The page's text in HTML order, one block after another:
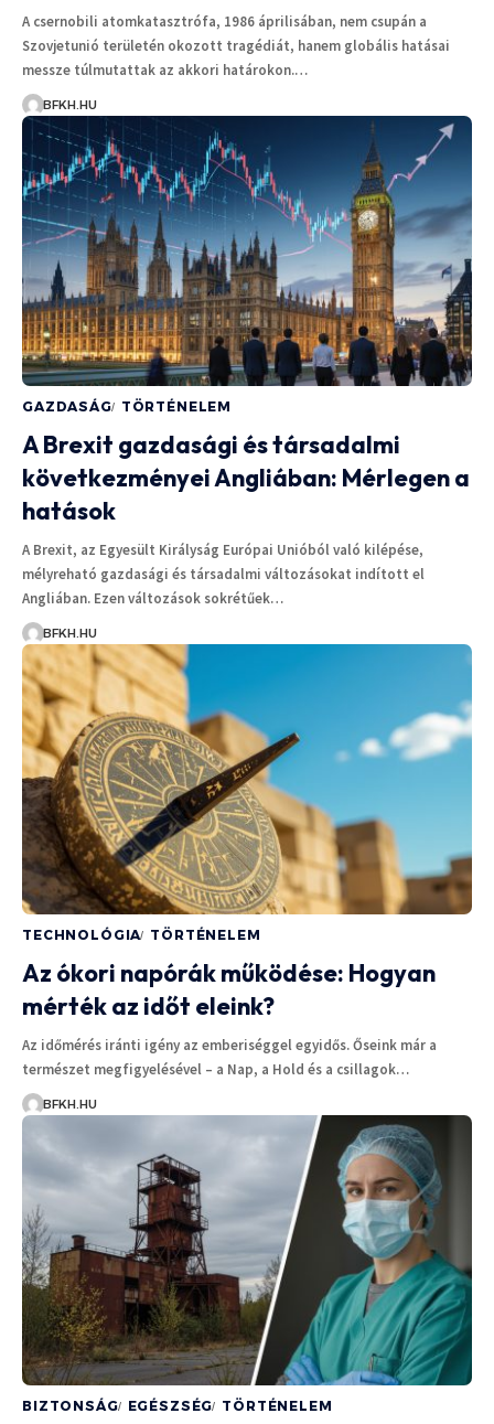
A csernobili atomkatasztrófa, 1986 áprilisában, nem csupán a
Szovjetunió területén okozott tragédiát, hanem globális hatásai
messze túlmutattak az akkori határokon.…
BFKH.HU
GAZDASÁG TÖRTÉNELEM
A Brexit gazdasági és társadalmi
következményei Angliában: Mérlegen a
hatások
A Brexit, az Egyesült Királyság Európai Unióból való kilépése,
mélyreható gazdasági és társadalmi változásokat indított el
Angliában. Ezen változások sokrétűek…
BFKH.HU
TECHNOLÓGIA TÖRTÉNELEM
Az ókori napórák működése: Hogyan
mérték az időt eleink?
Az időmérés iránti igény az emberiséggel egyidős. Őseink már a
természet megfigyelésével – a Nap, a Hold és a csillagok…
BFKH.HU
BIZTONSÁG EGÉSZSÉG TÖRTÉNELEM